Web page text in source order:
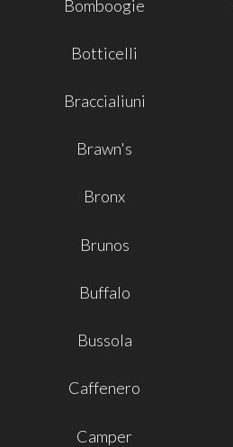
Bomboogie
Botticelli
Braccialiuni
Brawn's
Bronx
Brunos
Buffalo
Bussola
Caffenero
Camper